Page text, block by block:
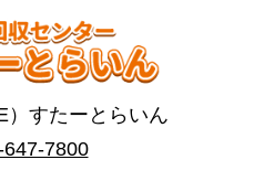
）すたーとらいん
7800